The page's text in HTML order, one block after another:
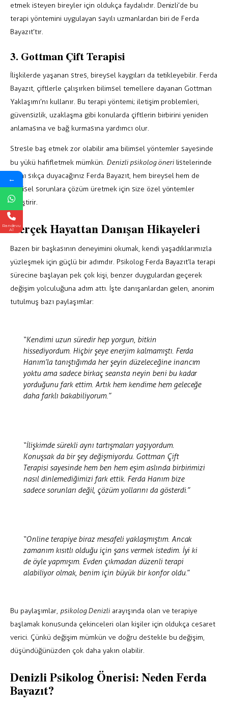
etmek isteyen bireyler için oldukça faydalıdır. Denizli’de bu
terapi yöntemini uygulayan sayılı uzmanlardan biri de Ferda
Bayazıt’tır.
3. Gottman Çift Terapisi
İlişkilerde yaşanan stres, bireysel kaygıları da tetikleyebilir. Ferda
Bayazıt, çiftlerle çalışırken bilimsel temellere dayanan Gottman
Yaklaşımı’nı kullanır. Bu terapi yöntemi; iletişim problemleri,
güvensizlik, uzaklaşma gibi konularda çiftlerin birbirini yeniden
anlamasına ve bağ kurmasına yardımcı olur.
Stresle baş etmek zor olabilir ama bilimsel yöntemler sayesinde
bu yükü hafifletmek mümkün. Denizli psikolog önerilistelerinde
adını sıkça duyacağınız Ferda Bayazıt, hem bireysel hem de
ilişkisel sorunlara çözüm üretmek için size özel yöntemler
geliştirir.
Gerçek Hayattan Danışan Hikayeleri
Bazen bir başkasının deneyimini okumak, kendi yaşadıklarımızla
yüzleşmek için güçlü bir adımdır. Psikolog Ferda Bayazıt’la terapi
sürecine başlayan pek çok kişi, benzer duygulardan geçerek
değişim yolculuğuna adım attı. İşte danışanlardan gelen, anonim
tutulmuş bazı paylaşımlar:
“Kendimi uzun süredir hep yorgun, bitkin
hissediyordum. Hiçbir şeye enerjim kalmamıştı. Ferda
Hanım’la tanıştığımda her şeyin düzeleceğine inancım
yoktu ama sadece birkaç seansta neyin beni bu kadar
yorduğunu fark ettim. Artık hem kendime hem geleceğe
daha farklı bakabiliyorum.”
“İlişkimde sürekli aynı tartışmaları yaşıyordum.
Konuşsak da bir şey değişmiyordu. Gottman Çift
Terapisi sayesinde hem ben hem eşim aslında birbirimizi
nasıl dinlemediğimizi fark ettik. Ferda Hanım bize
sadece sorunları değil, çözüm yollarını da gösterdi.”
“Online terapiye biraz mesafeli yaklaşmıştım. Ancak
zamanım kısıtlı olduğu için şans vermek istedim. İyi ki
de öyle yapmışım. Evden çıkmadan düzenli terapi
alabiliyor olmak, benim için büyük bir konfor oldu.”
Bu paylaşımlar, psikolog Denizliarayışında olan ve terapiye
başlamak konusunda çekinceleri olan kişiler için oldukça cesaret
verici. Çünkü değişim mümkün ve doğru destekle bu değişim,
düşündüğünüzden çok daha yakın olabilir.
Denizli Psikolog Önerisi: Neden Ferda
Bayazıt?
←
Randevu
Al